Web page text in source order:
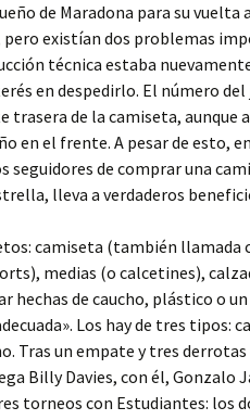
de Maradona para su
pero existían dos problemas
técnica estaba
en despedirlo. El número
de la camiseta, aunque
en el frente. A pesar de esto,
seguidores de comprar una
lleva a verdaderos
camiseta (también llamada
medias (o calcetines),
hechas de caucho, plástico o
Los hay de tres tipos:
Tras un empate y tres derrotas
Billy Davies, con él, Gonzalo
torneos con Estudiantes: los